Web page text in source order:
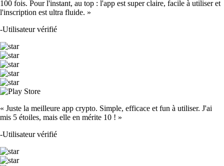
100 fois. Pour l'instant, au top : l'app est super claire, facile à utiliser et
l'inscription est ultra fluide. »
-Utilisateur vérifié
« Juste la meilleure app crypto. Simple, efficace et fun à utiliser. J'ai
mis 5 étoiles, mais elle en mérite 10 ! »
-Utilisateur vérifié